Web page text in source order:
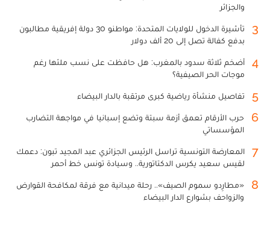
والجزائر
3
تأشيرة الدخول للولايات المتحدة: مواطنو 30 دولة إفريقية مطالبون
بدفع كفالة تصل إلى 20 ألف دولار
4
أضخم ثلاثة سدود بالمغرب: هل حافظت على نسب ملئها رغم
موجات الحر الصيفية؟
5 تفاصيل منشأة رياضية كبرى مرتقبة بالدار البيضاء
6
حرب الأرقام تعمق أزمة سبتة وتضع إسبانيا في مواجهة التضارب
المؤسساتي
7
المعارضة التونسية تراسل الرئيس الجزائري عبد المجيد تبون: دعمك
لقيس سعيد يكرس الدكتاتورية.. وسيادة تونس خط أحمر
8
«مطارِدو سموم الصيف».. رحلة ميدانية مع فرقة لمكافحة القوارض
والزواحف بشوارع الدار البيضاء